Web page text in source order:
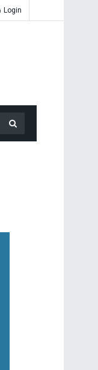
Login